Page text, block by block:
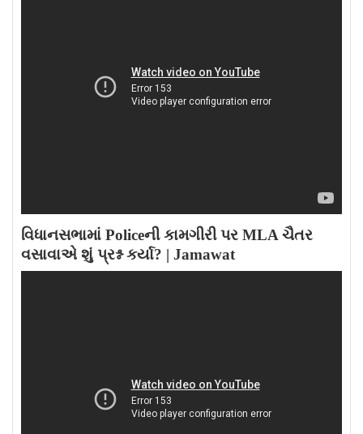
વિધાનસભામાં Policeની કામગીરી પર MLA ચૈતર
વસાવાએ શું પ્રશ્ન કર્યા? | Jamawat